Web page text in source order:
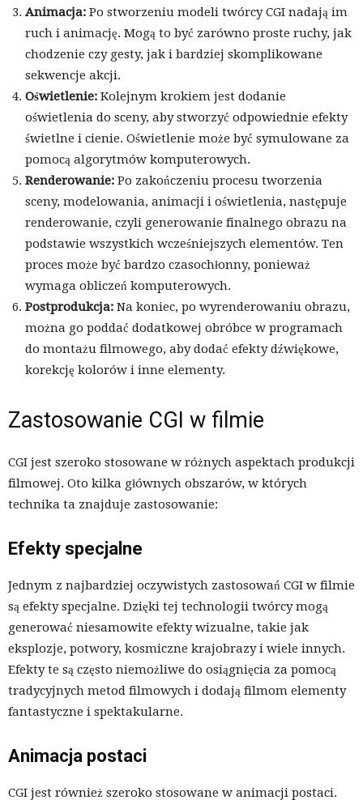
Animacja: Po stworzeniu modeli twórcy CGI nadają im
ruch i animację. Mogą to być zarówno proste ruchy, jak
chodzenie czy gesty, jak i bardziej skomplikowane
sekwencje akcji.
Oświetlenie: Kolejnym krokiem jest dodanie
oświetlenia do sceny, aby stworzyć odpowiednie efekty
świetlne i cienie. Oświetlenie może być symulowane za
pomocą algorytmów komputerowych.
Renderowanie: Po zakończeniu procesu tworzenia
sceny, modelowania, animacji i oświetlenia, następuje
renderowanie, czyli generowanie finalnego obrazu na
podstawie wszystkich wcześniejszych elementów. Ten
proces może być bardzo czasochłonny, ponieważ
wymaga obliczeń komputerowych.
Postprodukcja: Na koniec, po wyrenderowaniu obrazu,
można go poddać dodatkowej obróbce w programach
do montażu filmowego, aby dodać efekty dźwiękowe,
korekcję kolorów i inne elementy.
Zastosowanie CGI w filmie
CGI jest szeroko stosowane w różnych aspektach produkcji
filmowej. Oto kilka głównych obszarów, w których
technika ta znajduje zastosowanie:
Efekty specjalne
Jednym z najbardziej oczywistych zastosowań CGI w filmie
są efekty specjalne. Dzięki tej technologii twórcy mogą
generować niesamowite efekty wizualne, takie jak
eksplozje, potwory, kosmiczne krajobrazy i wiele innych.
Efekty te są często niemożliwe do osiągnięcia za pomocą
tradycyjnych metod filmowych i dodają filmom elementy
fantastyczne i spektakularne.
Animacja postaci
CGI jest również szeroko stosowane w animacji postaci.